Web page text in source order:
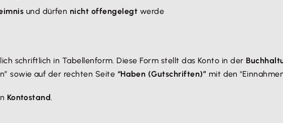
und dürfen nicht offengelegt werde
schriftlich in Tabellenform. Diese Form stellt das Konto in der
sowie auf der rechten Seite “Haben (Gutschriften)” mit den
Kontostand.